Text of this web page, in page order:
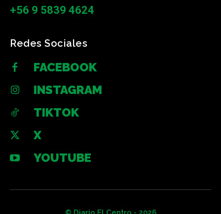
+56 9 5839 4624
Redes Sociales
FACEBOOK
INSTAGRAM
TIKTOK
X
YOUTUBE